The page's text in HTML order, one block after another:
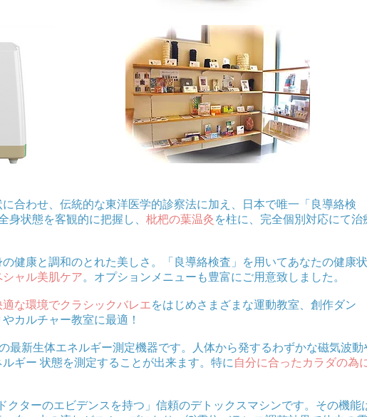
合わせ、伝統的な東洋医学的診察法に加え、日本で唯一「良導絡検
身状態を客観的に把握し、 枇杷の葉温灸 を柱に、完全個別対応にて治
健康と調和のとれた美しさ。「良導絡検査」を用いてあなたの健康状
ャル美肌ケア。オプションメニューも豊富にご用意致しました。
適な環境でクラシックバレエをはじめさまざまな運動教室、創作ダン
カルチャー教室に最適！
最新生体エネルギー測定機器です。人体から発するわずかな磁気波動
ギー 状態を測定することが出来ます。特に 自分に合ったカラダの為
クターのエビデンスを持つ」信頼のデトックスマシンです。その機能